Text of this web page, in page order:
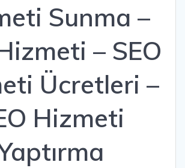
Sunma –
– SEO
Ücretleri –
Hizmeti